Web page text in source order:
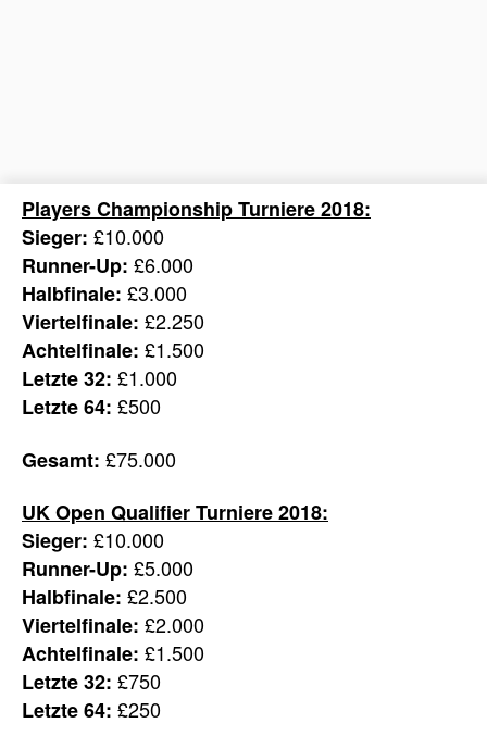
Players Championship Turniere 2018:
Sieger: £10.000
Runner-Up: £6.000
Halbfinale: £3.000
Viertelfinale: £2.250
Achtelfinale: £1.500
Letzte 32: £1.000
Letzte 64: £500
Gesamt: £75.000
UK Open Qualifier Turniere 2018:
Sieger: £10.000
Runner-Up: £5.000
Halbfinale: £2.500
Viertelfinale: £2.000
Achtelfinale: £1.500
Letzte 32: £750
Letzte 64: £250